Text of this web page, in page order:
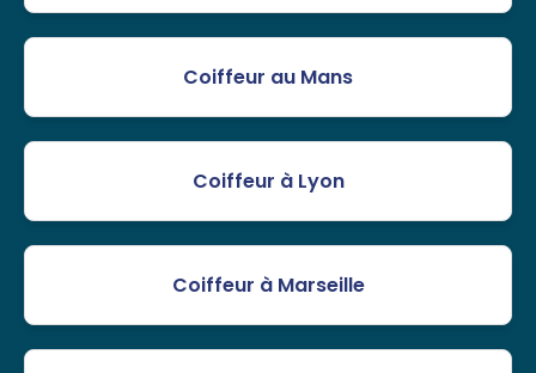
Coiffeur au Mans
Coiffeur à Lyon
Coiffeur à Marseille